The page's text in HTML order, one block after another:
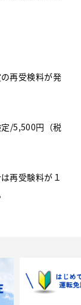
再受検料が発
/5,500円（税
再受験料が１